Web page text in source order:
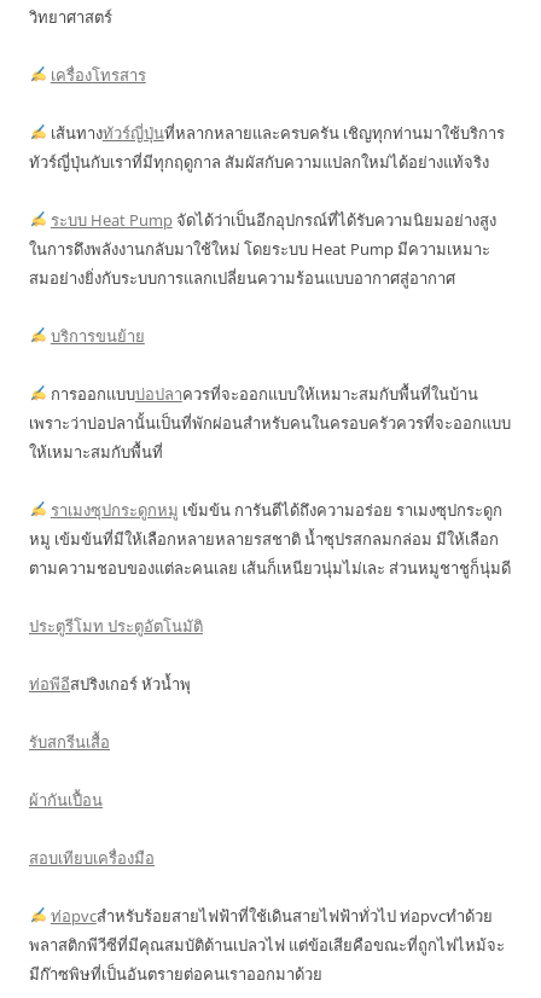
วิทยาศาสตร์
เครื่องโทรสาร
เส้นทางทัวร์ญี่ปุ่นที่หลากหลายและครบครัน เชิญทุกท่านมาใช้บริการ
ทัวร์ญี่ปุ่นกับเราที่มีทุกฤดูกาล สัมผัสกับความแปลกใหม่ได้อย่างแท้จริง
ระบบ Heat Pumpจัดได้ว่าเป็นอีกอุปกรณ์ที่ได้รับความนิยมอย่างสูง
ในการดึงพลังงานกลับมาใช้ใหม่ โดยระบบ Heat Pump มีความเหมาะ
สมอย่างยิ่งกับระบบการแลกเปลี่ยนความร้อนแบบอากาศสู่อากาศ
บริการขนย้าย
การออกแบบบ่อปลาควรที่จะออกแบบให้เหมาะสมกับพื้นที่ในบ้าน
เพราะว่าบ่อปลานั้นเป็นที่พักผ่อนสำหรับคนในครอบครัวควรที่จะออกแบบ
ให้เหมาะสมกับพื้นที่
ราเมงซุปกระดูกหมู เข้มข้น การันตีได้ถึงความอร่อย ราเมงซุปกระดูก
หมู เข้มข้นที่มีให้เลือกหลายหลายรสชาติ น้ำซุปรสกลมกล่อม มีให้เลือก
ตามความชอบของแต่ละคนเลย เส้นก็เหนียวนุ่มไม่เละ ส่วนหมูชาชูก็นุ่มดี
ประตูรีโมท ประตูอัตโนมัติ
ท่อพีอีสปริงเกอร์ หัวน้ำพุ
รับสกรีนเสื้อ
ผ้ากันเปื้อน
สอบเทียบเครื่องมือ
ท่อpvcสำหรับร้อยสายไฟฟ้าที่ใช้เดินสายไฟฟ้าทั่วไป ท่อpvcทำด้วย
พลาสติกพีวีซีที่มีคุณสมบัติต้านเปลวไฟ แต่ข้อเสียคือขณะที่ถูกไฟไหม้จะ
มีก๊าซพิษที่เป็นอันตรายต่อคนเราออกมาด้วย